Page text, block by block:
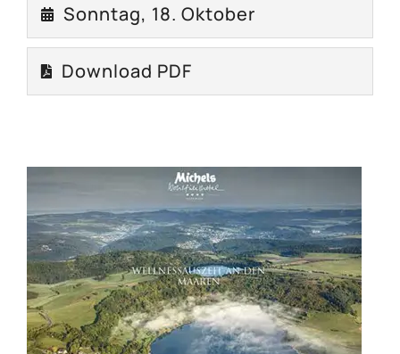
Sonntag, 18. Oktober
Download PDF